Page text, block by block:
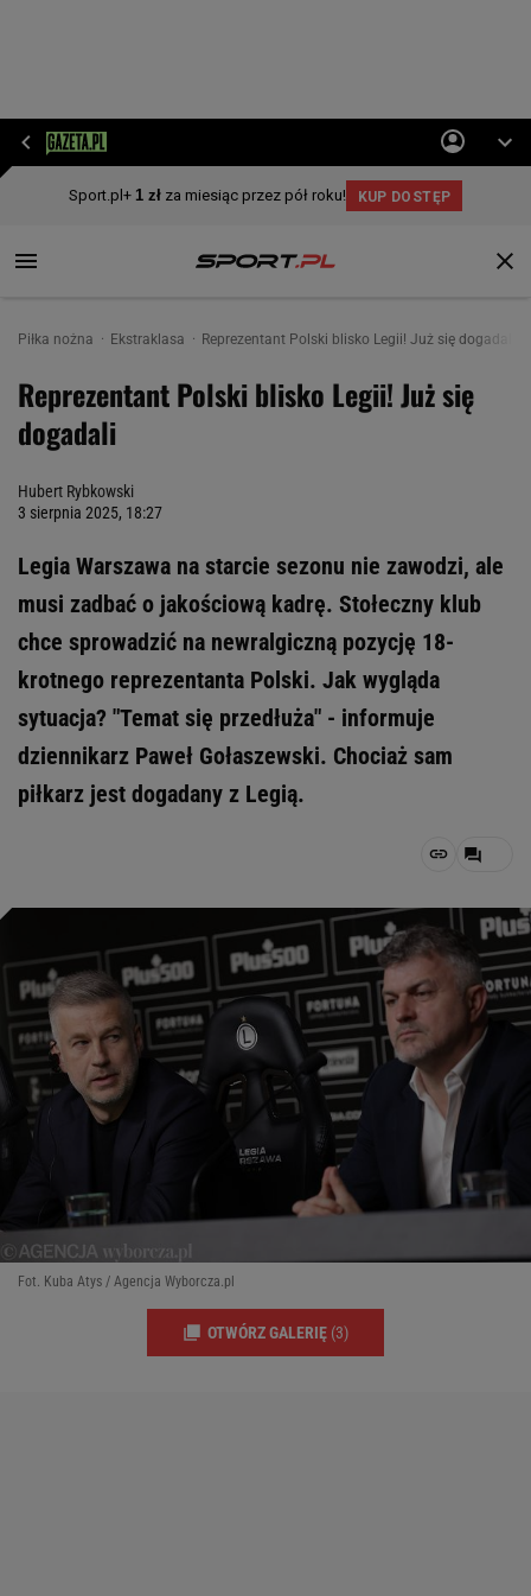
Piłka nożna Ekstraklasa Reprezentant Polski blisko Legii! Już się dogadali
Reprezentant Polski blisko Legii! Już się
dogadali
Hubert Rybkowski
3 sierpnia 2025, 18:27
Legia Warszawa na starcie sezonu nie zawodzi, ale
musi zadbać o jakościową kadrę. Stołeczny klub
chce sprowadzić na newralgiczną pozycję 18-
krotnego reprezentanta Polski. Jak wygląda
sytuacja? "Temat się przedłuża" - informuje
dziennikarz Paweł Gołaszewski. Chociaż sam
piłkarz jest dogadany z Legią.
Fot. Kuba Atys / Agencja Wyborcza.pl
OTWÓRZ GALERIĘ (3)